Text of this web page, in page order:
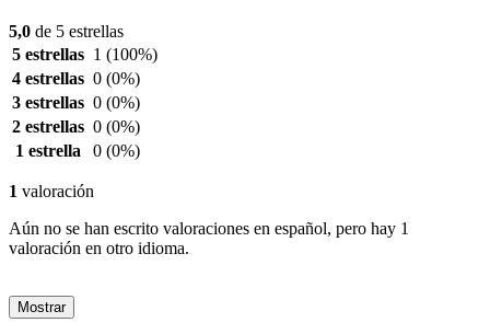
5,0 de 5 estrellas
5 estrellas 1 (100%)
4 estrellas 0 (0%)
3 estrellas 0 (0%)
2 estrellas 0 (0%)
1 estrella
0 (0%)
1 valoración
Aún no se han escrito valoraciones en español, pero hay 1
valoración en otro idioma.
Mostrar